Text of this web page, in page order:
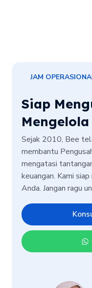
JAM
Siap
Sejak 2010, Bee
membantu
mengatasi
keuangan. Kami
Anda. Jangan ragu